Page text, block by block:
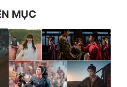
MỤC